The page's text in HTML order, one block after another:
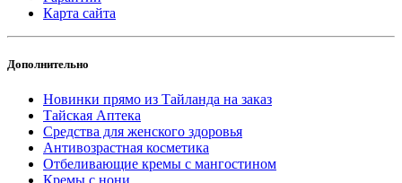
Карта сайта
Дополнительно
Новинки прямо из Тайланда на заказ
Тайская Аптека
Средства для женского здоровья
Антивозрастная косметика
Отбеливающие кремы с мангостином